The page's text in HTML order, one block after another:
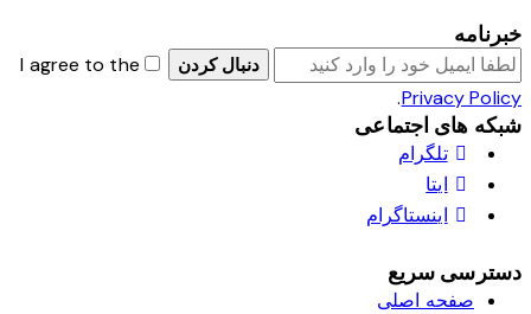
خبرنامه
دنبال کردن
I agree to the
Privacy Policy
.
شبکه های اجتماعی
تلگرام
ایتا
اینستاگرام
دسترسی سریع
صفحه اصلی